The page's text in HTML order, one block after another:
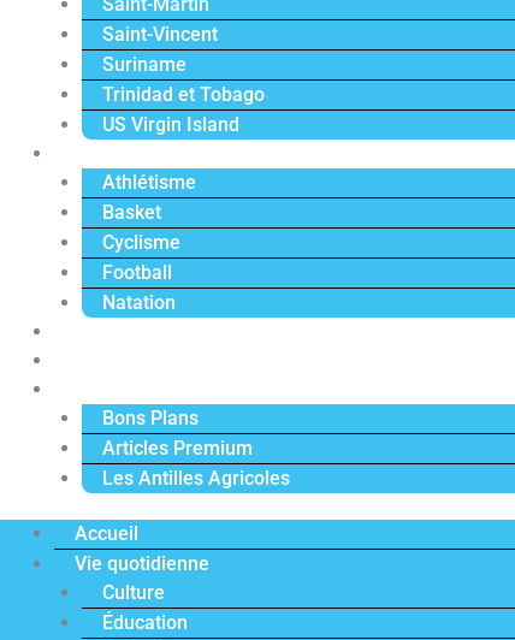
Saint-Vincent
Suriname
Trinidad et Tobago
US Virgin Island
Athlétisme
Basket
Cyclisme
Football
Natation
Bons Plans
Articles Premium
Les Antilles Agricoles
Accueil
Vie quotidienne
Culture
Éducation